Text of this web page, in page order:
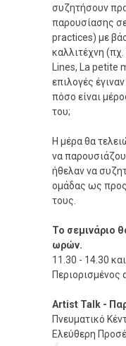
συζητήσουν
παρουσίασης
practices) με
καλλιτέχνη
Lines, La petite
επιλογές
πόσο είναι
του;
Η μέρα θα
να
ήθελαν να
ομάδας ως προς
τους.
Το σεμινάριο
ωρών.
11.30 - 14.30
Περιορισμένος
Artist Talk -
Πνευματικό
Ελεύθερη